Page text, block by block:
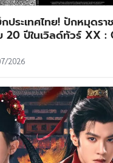
ประเทศไทย! ปักหมุดรา
ปีในเวิลด์ทัวร์ XX :
2026